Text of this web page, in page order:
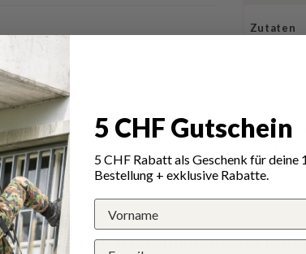
Zutaten
Trek'n Eat Trekkingnahrung
5 CHF Gutschein
5 CHF Rabatt als Geschenk für deine
Bestellung + exklusive Rabatte.